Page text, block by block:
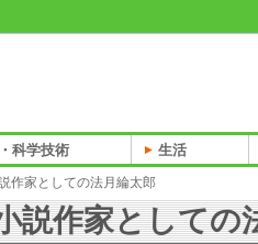
作家としての法月綸太郎
説作家としての
科学技術 生活